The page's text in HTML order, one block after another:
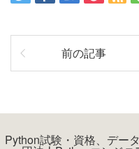
前の記事
Python試験・資格、デー